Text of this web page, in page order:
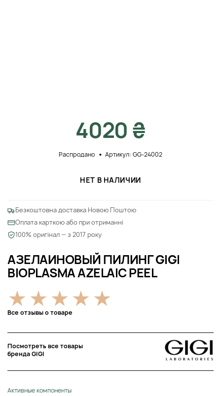
АЗЕЛАИНОВЫЙ ПИЛИНГ GIGI
BIOPLASMA AZELAIC PEEL
Все отзывы о товаре
Посмотреть все товары
бренда GIGI
Активные компоненты
4020 ₴
Распродано Артикул: GG-24002
НЕТ В НАЛИЧИИ
Безкоштовна доставка Новою Поштою
Оплата карткою або при отриманні
100% оригінал — з 2017 року